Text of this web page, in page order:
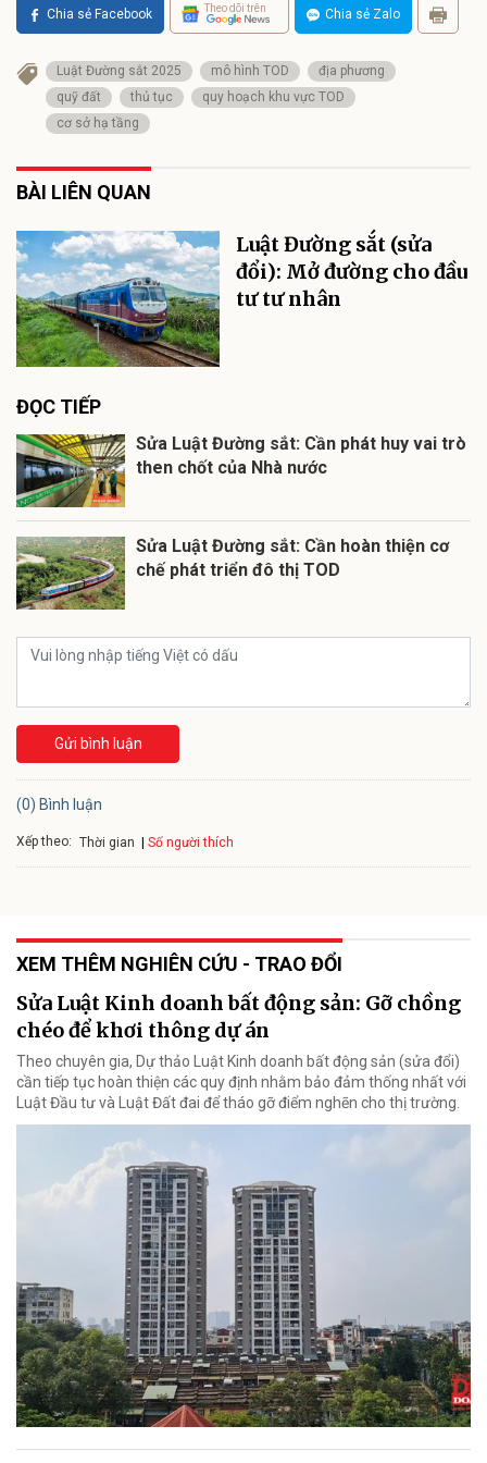
Chia sẻ Facebook Theo dõi trên Chia sẻ Zalo
Luật Đường sắt 2025 mô hình TOD
địa phương
quỹ đất
thủ tục
quy hoạch khu vực TOD
cơ sở hạ tầng
BÀI LIÊN QUAN
Luật Đường sắt (sửa
đổi): Mở đường cho đầu
tư tư nhân
ĐỌC TIẾP
Sửa Luật Đường sắt: Cần phát huy vai trò
then chốt của Nhà nước
Sửa Luật Đường sắt: Cần hoàn thiện cơ
chế phát triển đô thị TOD
Gửi bình luận
(0) Bình luận
Xếp theo: Thời gian Số người thích
XEM THÊM NGHIÊN CỨU - TRAO ĐỔI
Sửa Luật Kinh doanh bất động sản: Gỡ chồng
chéo để khơi thông dự án
Theo chuyên gia, Dự thảo Luật Kinh doanh bất động sản (sửa đổi)
cần tiếp tục hoàn thiện các quy định nhằm bảo đảm thống nhất với
Luật Đầu tư và Luật Đất đai để tháo gỡ điểm nghẽn cho thị trường.